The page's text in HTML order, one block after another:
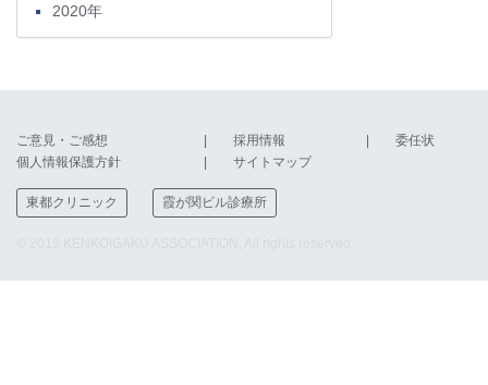
2020年
ご意見・ご感想 採用情報
委任状
個人情報保護方針
サイトマップ
東都クリニック 霞が関ビル診療所